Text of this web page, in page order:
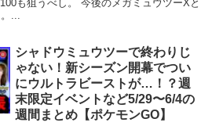
も狙うべし。 今後のメガミュウツーXと
...
シャドウミュウツーで終わりじ
ゃない！新シーズン開幕でつい
にウルトラビーストが…！？週
末限定イベントなど5/29〜6/4の
週間まとめ【ポケモンGO】